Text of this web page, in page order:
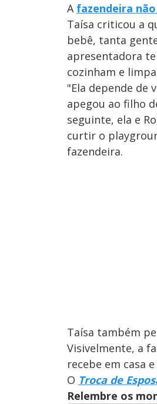
A fazendeira
Taísa criticou a
bebê, tanta
apresentadora
cozinham e
"Ela depende de
apegou ao filho
seguinte, ela e
curtir o
fazendeira.
Taísa também
Visivelmente, a
recebe em casa
O Troca de
Relembre os